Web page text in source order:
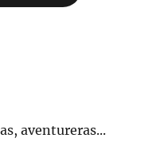
aventureras...